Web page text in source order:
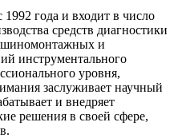
года и входит в число
средств диагностики
шиномонтажных и
инструментального
уровня,
заслуживает научный
и внедряет
решения в своей сфере,